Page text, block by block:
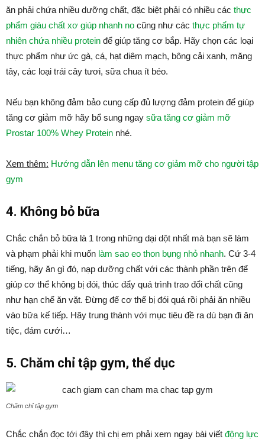
ăn phải chứa nhiều dưỡng chất, đặc biệt phải có nhiều các thực
phẩm giàu chất xơ giúp nhanh no cũng như các thực phẩm tự
nhiên chứa nhiều protein để giúp tăng cơ bắp. Hãy chọn các loại
thực phẩm như ức gà, cá, hạt diêm mạch, bông cải xanh, măng
tây, các loại trái cây tươi, sữa chua ít béo.
Nếu bạn không đảm bảo cung cấp đủ lượng đảm protein để giúp
tăng cơ giảm mỡ hãy bổ sung ngay sữa tăng cơ giảm mỡ
Prostar 100% Whey Protein nhé.
Xem thêm: Hướng dẫn lên menu tăng cơ giảm mỡ cho người tập
gym
4. Không bỏ bữa
Chắc chắn bỏ bữa là 1 trong những dại dột nhất mà bạn sẽ làm
và phạm phải khi muốn làm sao eo thon bụng nhỏ nhanh. Cứ 3-4
tiếng, hãy ăn gì đó, nạp dưỡng chất với các thành phần trên để
giúp cơ thể không bị đói, thúc đẩy quá trình trao đổi chất cũng
như hạn chế ăn vặt. Đừng để cơ thể bị đói quá rồi phải ăn nhiều
vào bữa kế tiếp. Hãy trung thành với mục tiêu đề ra dù bạn đi ăn
tiệc, đám cưới…
5. Chăm chỉ tập gym, thể dục
Chăm chỉ tập gym
Chắc chắn đọc tới đây thì chị em phải xem ngay bài viết động lực